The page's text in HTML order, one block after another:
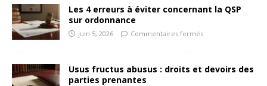
Les 4 erreurs à éviter concernant la QSP
sur ordonnance
juin 5, 2026 Commentaires fermés
Usus fructus abusus : droits et devoirs des
parties prenantes